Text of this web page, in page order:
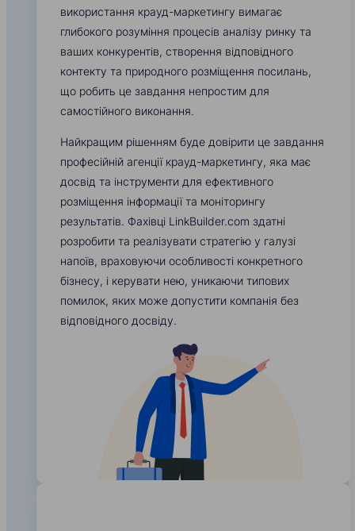
використання крауд-маркетингу вимагає
глибокого розуміння процесів аналізу ринку та
ваших конкурентів, створення відповідного
контекту та природного розміщення посилань,
що робить це завдання непростим для
самостійного виконання.
Найкращим рішенням буде довірити це завдання
професійній агенції крауд-маркетингу, яка має
досвід та інструменти для ефективного
розміщення інформації та моніторингу
результатів. Фахівці LinkBuilder.com здатні
розробити та реалізувати стратегію у галузі
напоїв, враховуючи особливості конкретного
бізнесу, і керувати нею, уникаючи типових
помилок, яких може допустити компанія без
відповідного досвіду.